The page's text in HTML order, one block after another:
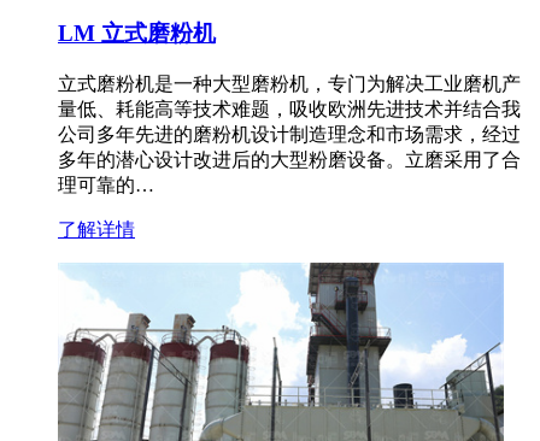
LM 立式磨粉机
立式磨粉机是一种大型磨粉机，专门为解决工业磨机产
量低、耗能高等技术难题，吸收欧洲先进技术并结合我
公司多年先进的磨粉机设计制造理念和市场需求，经过
多年的潜心设计改进后的大型粉磨设备。立磨采用了合
理可靠的…
了解详情